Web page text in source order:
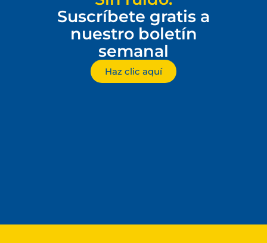
Suscríbete gratis a
nuestro boletín
semanal
Haz clic aquí